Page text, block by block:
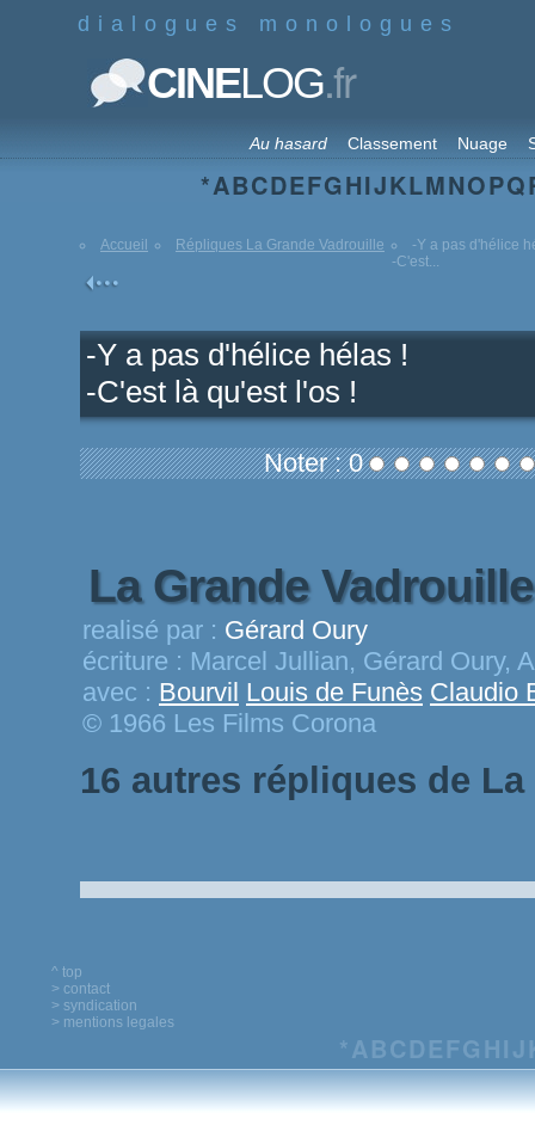
dialogues monologues
CINELOG.fr
Au hasard Classement Nuage
*ABCDEFGHIJKLMNOPQ
Accueil Répliques La Grande Vadrouille
-Y a pas d'hélice
-C'est...
-Y a pas d'hélice hélas !
-C'est là qu'est l'os !
Noter : 0
La Grande
realisé par : Gérard Oury
écriture : Marcel Jullian, Gérard Oury,
avec : Bourvil Louis de Funès Claudio
© 1966 Les Films Corona
16 autres répliques de
^ top
> contact
> syndication
> mentions legales
*ABCDEFG HIJ